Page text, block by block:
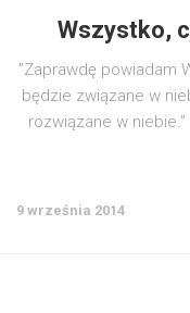
Wszystko,
”Zaprawdę powiadam
będzie związane w
rozwiązane w
9 września 2014